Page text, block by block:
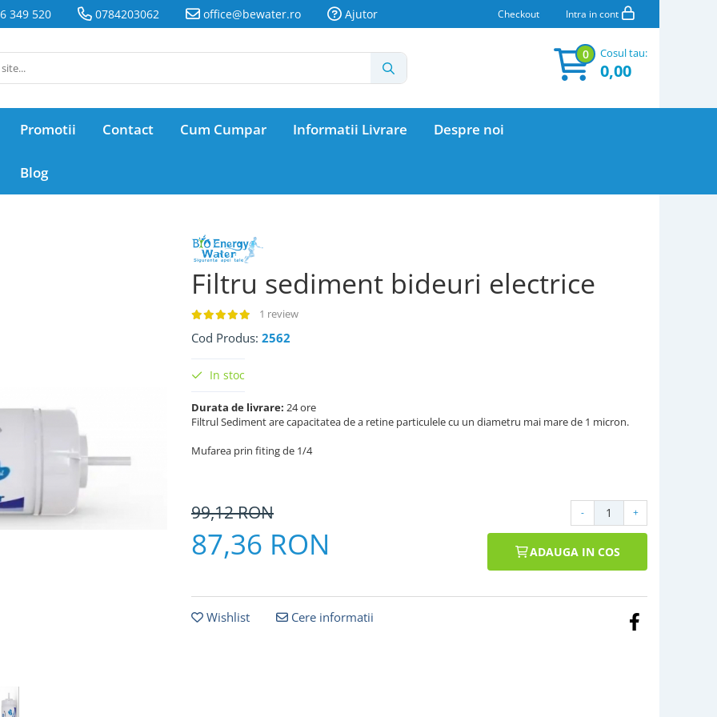
349 520 0784203062 office@bewater.ro Ajutor Checkout Intra in cont
0 Cosul tau:
0,00
Promotii Contact Cum Cumpar Informatii Livrare Despre noi
Blog
Filtru sediment bideuri electrice
1 review
Cod Produs: 2562
In stoc
Durata de livrare: 24 ore
Filtrul Sediment are capacitatea de a retine particulele cu un diametru mai mare de 1 micron.
Mufarea prin fiting de 1/4
99,12RON
87,36 RON
- +
ADAUGA IN COS
Wishlist Cere informatii